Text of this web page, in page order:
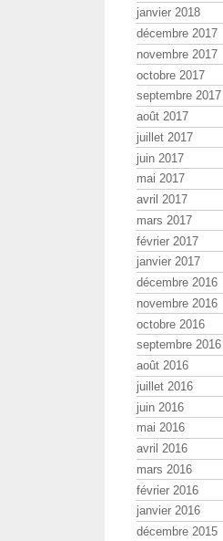
janvier 2018
décembre 2017
novembre 2017
octobre 2017
septembre 2017
août 2017
juillet 2017
juin 2017
mai 2017
avril 2017
mars 2017
février 2017
janvier 2017
décembre 2016
novembre 2016
octobre 2016
septembre 2016
août 2016
juillet 2016
juin 2016
mai 2016
avril 2016
mars 2016
février 2016
janvier 2016
décembre 2015